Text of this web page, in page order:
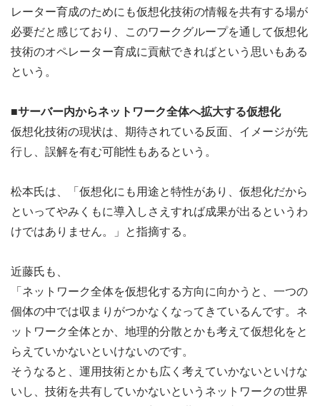
レーター育成のためにも仮想化技術の情報を共有する場が
必要だと感じており、このワークグループを通して仮想化
技術のオペレーター育成に貢献できればという思いもある
という。
■サーバー内からネットワーク全体へ拡大する仮想化
仮想化技術の現状は、期待されている反面、イメージが先
行し、誤解を有む可能性もあるという。
松本氏は、「仮想化にも用途と特性があり、仮想化だから
といってやみくもに導入しさえすれば成果が出るというわ
けではありません。」と指摘する。
近藤氏も、
「ネットワーク全体を仮想化する方向に向かうと、一つの
個体の中では収まりがつかなくなってきているんです。ネ
ットワーク全体とか、地理的分散とかも考えて仮想化をと
らえていかないといけないのです。
そうなると、運用技術とかも広く考えていかないといけな
いし、技術を共有していかないというネットワークの世界